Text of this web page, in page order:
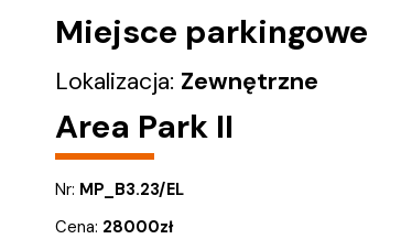
Miejsce parkingowe
Lokalizacja: Zewnętrzne
Area Park II
Nr: MP_B3.23/EL
Cena: 28000zł